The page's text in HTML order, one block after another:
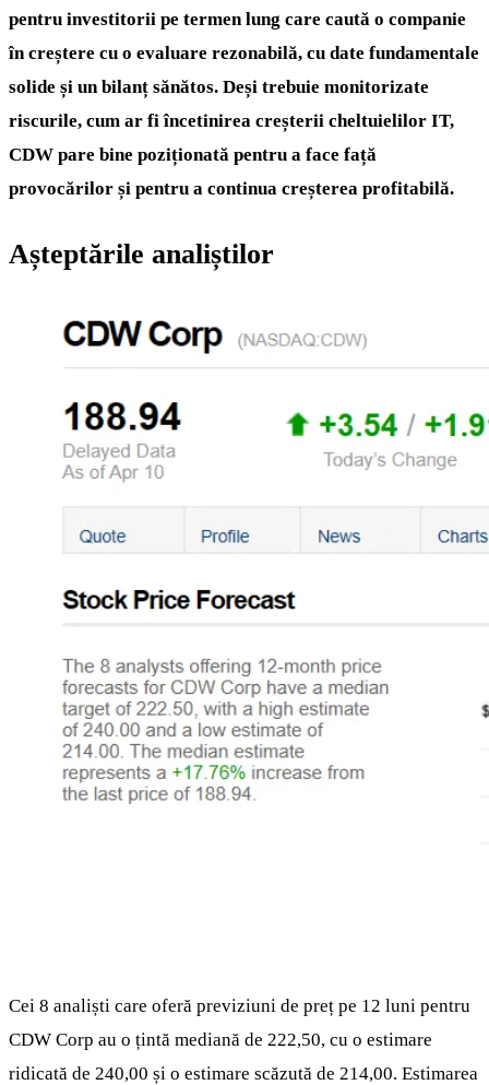
pentru investitorii pe termen lung care caută o companie
în creștere cu o evaluare rezonabilă, cu date fundamentale
solide și un bilanț sănătos. Deși trebuie monitorizate
riscurile, cum ar fi încetinirea creșterii cheltuielilor IT,
CDW pare bine poziționată pentru a face față
provocărilor și pentru a continua creșterea profitabilă.
Așteptările analiștilor
Cei 8 analiști care oferă previziuni de preț pe 12 luni pentru
CDW Corp au o țintă mediană de 222,50, cu o estimare
ridicată de 240,00 și o estimare scăzută de 214,00. Estimarea